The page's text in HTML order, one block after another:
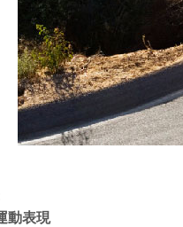
動表現